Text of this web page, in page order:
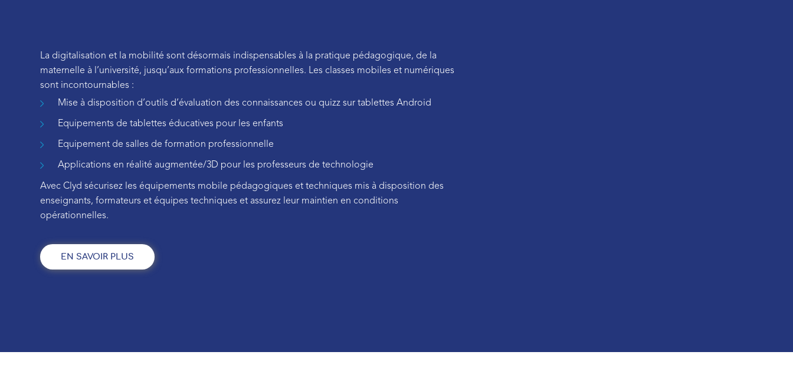
La digitalisation et la mobilité sont désormais indispensables à la pratique pédagogique, de la
maternelle à l’université, jusqu’aux formations professionnelles. Les classes mobiles et numériques
sont incontournables :
Mise à disposition d’outils d’évaluation des connaissances ou quizz sur tablettes Android
Equipements de tablettes éducatives pour les enfants
Equipement de salles de formation professionnelle
Applications en réalité augmentée/3D pour les professeurs de technologie
Avec Clyd sécurisez les équipements mobile pédagogiques et techniques mis à disposition des
enseignants, formateurs et équipes techniques et assurez leur maintien en conditions
opérationnelles.
EN SAVOIR PLUS